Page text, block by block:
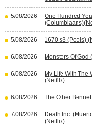
5/08/2026
One Hundred
5/08/2026 1670 s3 (Pools)
6/08/2026 Monsters Of God
6/08/2026
My Life With The
(Netflix)
6/08/2026 The Other
7/08/2026
Death Inc.
(Netflix)